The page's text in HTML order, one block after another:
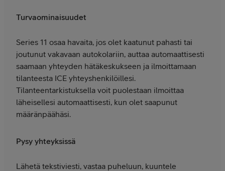
Turvaominaisuudet
Series 11 osaa havaita, jos olet kaatunut pahasti tai
joutunut vakavaan autokolariin, auttaa automaattisesti
saamaan yhteyden hätäkeskukseen ja ilmoittamaan
tilanteesta ICE yhteyshenkilöillesi.
Tilanteentarkistuksella voit puolestaan ilmoittaa
läheisellesi automaattisesti, kun olet saapunut
määränpäähäsi.
Pysy yhteyksissä
Lähetä tekstiviesti, vastaa puheluun, kuuntele